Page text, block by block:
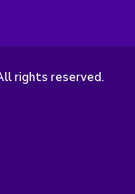
rights reserved.